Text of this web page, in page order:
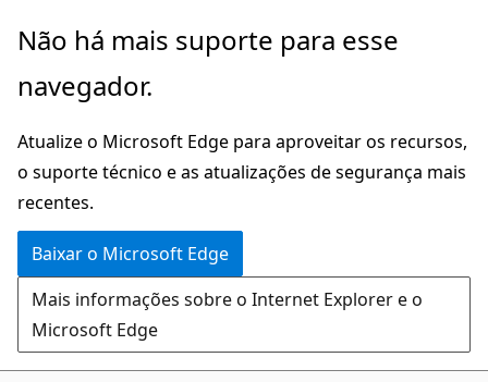
Pular
o
principal
Não há mais suporte para esse
navegador.
Atualize o Microsoft Edge para aproveitar os recursos,
o suporte técnico e as atualizações de segurança mais
recentes.
Baixar o Microsoft Edge
Mais informações sobre o Internet Explorer e o
Microsoft Edge